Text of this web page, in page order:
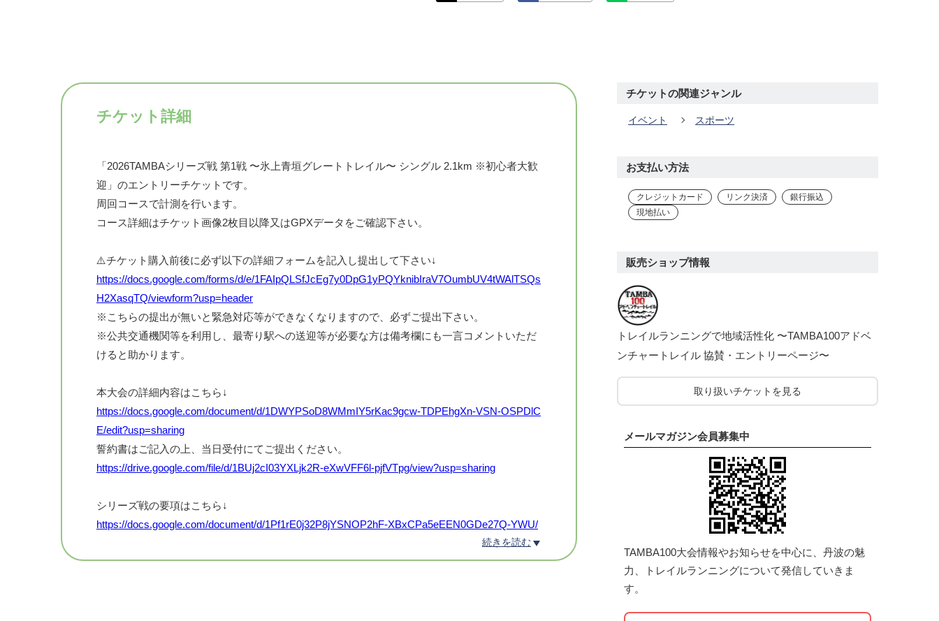
チケット詳細
「2026TAMBAシリーズ戦 第1戦 〜氷上青垣グレートトレイル〜 シングル 2.1km ※初心者大歓
迎」のエントリーチケットです。
周回コースで計測を行います。
コース詳細はチケット画像2枚目以降又はGPXデータをご確認下さい。
⚠️チケット購入前後に必ず以下の詳細フォームを記入し提出して下さい↓
https://docs.google.com/forms/d/e/1FAIpQLSfJcEg7y0DpG1yPQYknibIraV7OumbUV4tWAlTSQs
H2XasqTQ/viewform?usp=header
※こちらの提出が無いと緊急対応等ができなくなりますので、必ずご提出下さい。
※公共交通機関等を利用し、最寄り駅への送迎等が必要な方は備考欄にも一言コメントいただ
けると助かります。
本大会の詳細内容はこちら↓
https://docs.google.com/document/d/1DWYPSoD8WMmIY5rKac9gcw-TDPEhgXn-VSN-OSPDlC
E/edit?usp=sharing
誓約書はご記入の上、当日受付にてご提出ください。
https://drive.google.com/file/d/1BUj2cI03YXLjk2R-eXwVFF6l-pjfVTpg/view?usp=sharing
シリーズ戦の要項はこちら↓
https://docs.google.com/document/d/1Pf1rE0j32P8jYSNOP2hF-XBxCPa5eEEN0GDe27Q-YWU/
続きを読む
チケットの関連ジャンル
イベント スポーツ
お支払い方法
クレジットカード リンク決済
銀行振込
現地払い
販売ショップ情報
トレイルランニングで地域活性化 〜TAMBA100アドベ
ンチャートレイル 協賛・エントリーページ〜
取り扱いチケットを見る
メールマガジン会員募集中
TAMBA100大会情報やお知らせを中心に、丹波の魅
力、トレイルランニングについて発信していきま
す。